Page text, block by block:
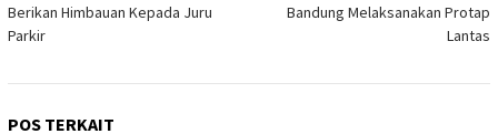
Berikan Himbauan Kepada Juru
Parkir
Bandung Melaksanakan Protap
Lantas
POS TERKAIT